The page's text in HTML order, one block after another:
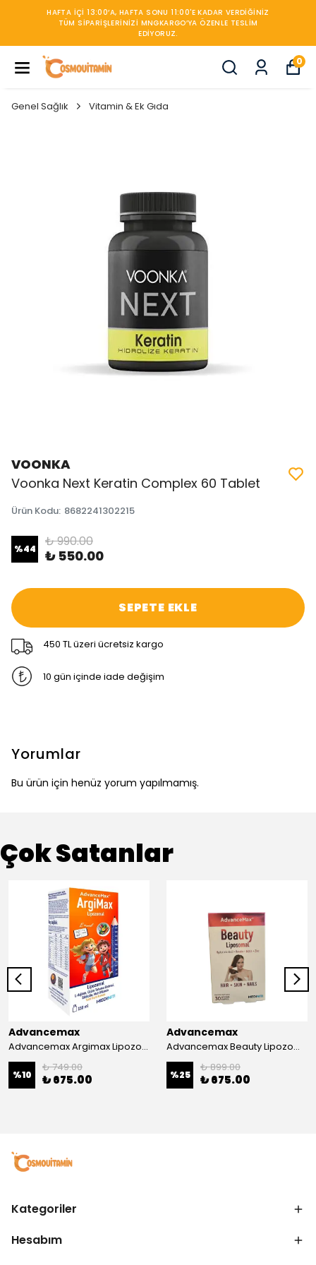
450TL ÜZERİ KARGO BEDAVA
0
Genel Sağlık Vitamin & Ek Gıda
VOONKA
Voonka Next Keratin Complex 60 Tablet
Ürün Kodu: 8682241302215
%44 ₺ 990.00
₺ 550.00
SEPETE EKLE
450 TL üzeri ücretsiz kargo
10 gün içinde iade değişim
Yorumlar
Bu ürün için henüz yorum yapılmamış.
Çok Satanlar
Advancemax
Advancemax Argimax Lipozomal Sıvı 150 ml 8684375607587
%10
₺ 749.00
₺ 675.00
Advancemax
Advancemax Beauty Lipozomal Hyalüronik Asit Keratin Biotin Zn 30 Kapsül 8684375607556
%25
₺ 899.00
₺ 675.00
Kategoriler
Hesabım